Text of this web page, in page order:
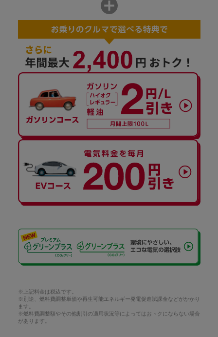
※上記料金は税込です。
※別途、燃料費調整単価や再生可能エネルギー発電促進賦課金などがかかり
ます。
※燃料費調整額やその他割引の適用状況等によってはおトクにならない場合
があります。